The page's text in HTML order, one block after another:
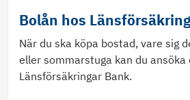
Bolån hos
När du ska köpa bostad, vare sig
eller sommarstuga kan du ansöka
Länsförsäkringar Bank.